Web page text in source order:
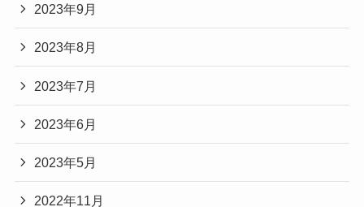
2023年9月
2023年8月
2023年7月
2023年6月
2023年5月
2022年11月